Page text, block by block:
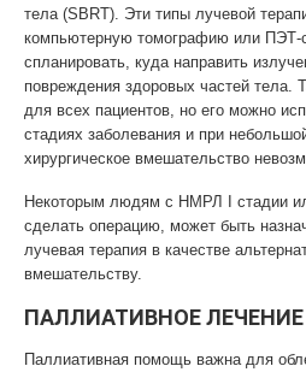
тела (SBRT). Эти типы лучевой
компьютерную томографию или ПЭТ-
спланировать, куда направить
повреждения здоровых частей тела.
для всех пациентов, но его можно
стадиях заболевания и при
хирургическое вмешательство
Некоторым людям с НМРЛ I стадии
сделать операцию, может быть
лучевая терапия в качестве
вмешательству.
ПАЛЛИАТИВНОЕ ЛЕЧЕНИЕ
Паллиативная помощь важна для